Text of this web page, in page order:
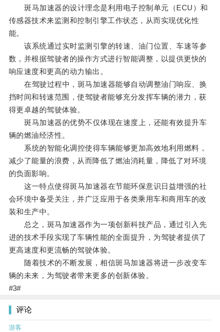
斑马加速器的设计理念是利用电子控制单元（ECU）和
传感器技术来监测和控制引擎工作状态，从而实现优化性
能。
该系统通过实时监测引擎的转速、油门位置、车速等参
数，并根据驾驶者的操作方式进行智能调整，以提供更快的
响应速度和更高的动力输出。
在驾驶过程中，斑马加速器能够自动调整油门响应、换
挡时间和转速范围，使驾驶者能够充分发挥车辆的潜力，获
得更卓越的驾驶体验。
斑马加速器的优势不仅体现在速度上，还能有效提升车
辆的燃油经济性。
系统的智能化调控使得车辆能够更加高效地利用燃料，
减少了能量的浪费，从而降低了燃油消耗量，降低了对环境
的负面影响。
这一特点使得斑马加速器在节能环保意识日益增强的社
会环境中备受关注，并广泛应用于各类乘用车和商用车的改
装和生产中。
总之，斑马加速器作为一项创新科技产品，通过引入先
进的技术手段实现了车辆性能的全面提升，为驾驶者提供了
更高速度和更流畅的驾驶体验。
随着技术的不断发展，相信斑马加速器将进一步改变车
辆的未来，为驾驶者带来更多的创新体验。
#3#
评论
游客